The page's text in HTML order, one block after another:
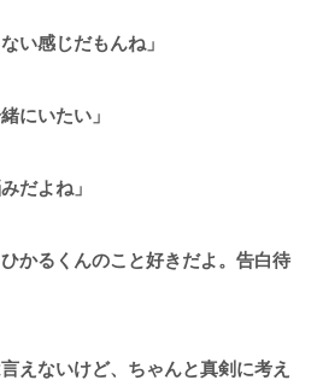
い感じだもんね」
にいたい」
だよね」
かるくんのこと好きだよ。告白待
えないけど、ちゃんと真剣に考え